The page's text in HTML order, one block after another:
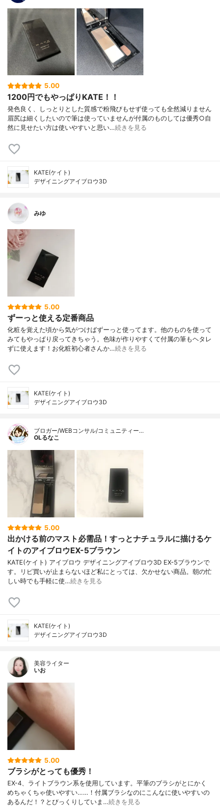
5.00
1200円でもやっぱりKATE！！
発色良く、しっとりとした質感で粉飛びもせず使っても全然減りません
眉尻は細くしたいので筆は使っていませんが付属のものしては優秀○自
然に見せたい方は使いやすいと思い…続きを見る
KATE(ケイト)
デザイニングアイブロウ3D
みゆ
5.00
ずーっと使える定番商品
化粧を覚えた頃から気がつけばずーっと使ってます。他のものを使って
みてもやっぱり戻ってきちゃう。色味が作りやすくて付属の筆もヘタレ
ずに使えます！お化粧初心者さんか…続きを見る
KATE(ケイト)
デザイニングアイブロウ3D
ブロガー/WEBコンサル/コミュニティー…
OLるなこ
5.00
出かける前のマスト必需品！すっとナチュラルに描けるケ
イトのアイブロウEX-5ブラウン
KATE(ケイト) アイブロウ デザイニングアイブロウ3D EX-5ブラウンで
す。リピ買いが止まらないほど私にとっては、欠かせない商品。朝の忙
しい時でも手軽に使…続きを見る
KATE(ケイト)
デザイニングアイブロウ3D
美容ライター
いお
5.00
ブラシがとっても優秀！
EX-4、ライトブラウン系を使用しています。平筆のブラシがとにかく
めちゃくちゃ使いやすい……！付属ブラシなのにこんなに使いやすいの
あるんだ！？とびっくりしていま…続きを見る